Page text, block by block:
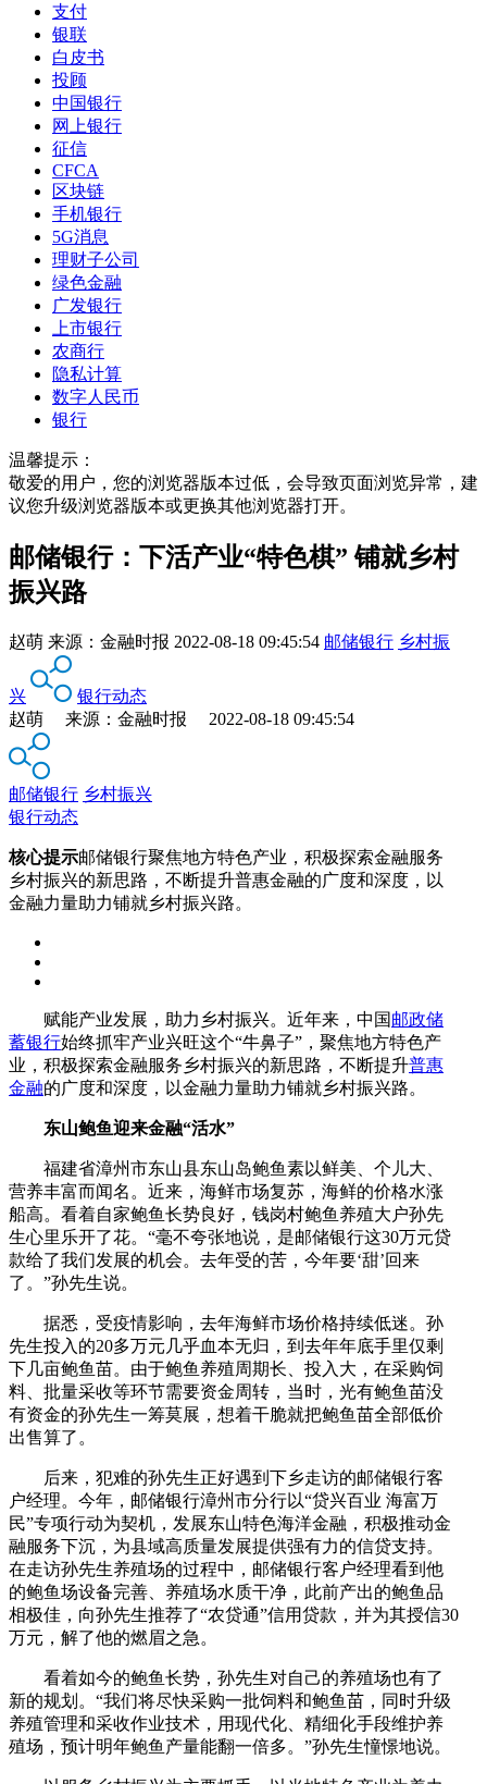
支付
银联
白皮书
投顾
中国银行
网上银行
征信
CFCA
区块链
手机银行
5G消息
理财子公司
绿色金融
广发银行
上市银行
农商行
隐私计算
数字人民币
银行
温馨提示：
敬爱的用户，您的浏览器版本过低，会导致页面浏览异常，建
议您升级浏览器版本或更换其他浏览器打开。
邮储银行：下活产业“特色棋” 铺就乡村
振兴路
赵萌 来源： 金融时报 2022-08-18 09:45:54 邮储银行 乡村振
兴
银行动态
赵萌 来源：金融时报 2022-08-18 09:45:54
邮储银行 乡村振兴
银行动态
核心提示邮储银行聚焦地方特色产业，积极探索金融服务
乡村振兴的新思路，不断提升普惠金融的广度和深度，以
金融力量助力铺就乡村振兴路。
赋能产业发展，助力乡村振兴。近年来，中国邮政储
蓄银行始终抓牢产业兴旺这个“牛鼻子”，聚焦地方特色产
业，积极探索金融服务乡村振兴的新思路，不断提升普惠
金融的广度和深度，以金融力量助力铺就乡村振兴路。
东山鲍鱼迎来金融“活水”
福建省漳州市东山县东山岛鲍鱼素以鲜美、个儿大、
营养丰富而闻名。近来，海鲜市场复苏，海鲜的价格水涨
船高。看着自家鲍鱼长势良好，钱岗村鲍鱼养殖大户孙先
生心里乐开了花。“毫不夸张地说，是邮储银行这30万元贷
款给了我们发展的机会。去年受的苦，今年要‘甜’回来
了。”孙先生说。
据悉，受疫情影响，去年海鲜市场价格持续低迷。孙
先生投入的20多万元几乎血本无归，到去年年底手里仅剩
下几亩鲍鱼苗。由于鲍鱼养殖周期长、投入大，在采购饲
料、批量采收等环节需要资金周转，当时，光有鲍鱼苗没
有资金的孙先生一筹莫展，想着干脆就把鲍鱼苗全部低价
出售算了。
后来，犯难的孙先生正好遇到下乡走访的邮储银行客
户经理。今年，邮储银行漳州市分行以“贷兴百业 海富万
民”专项行动为契机，发展东山特色海洋金融，积极推动金
融服务下沉，为县域高质量发展提供强有力的信贷支持。
在走访孙先生养殖场的过程中，邮储银行客户经理看到他
的鲍鱼场设备完善、养殖场水质干净，此前产出的鲍鱼品
相极佳，向孙先生推荐了“农贷通”信用贷款，并为其授信30
万元，解了他的燃眉之急。
看着如今的鲍鱼长势，孙先生对自己的养殖场也有了
新的规划。“我们将尽快采购一批饲料和鲍鱼苗，同时升级
养殖管理和采收作业技术，用现代化、精细化手段维护养
殖场，预计明年鲍鱼产量能翻一倍多。”孙先生憧憬地说。